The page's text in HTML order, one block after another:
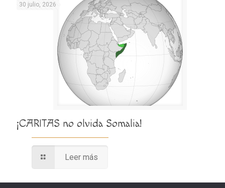
30 julio, 2026
¡CARITAS no olvida Somalia!
Leer más